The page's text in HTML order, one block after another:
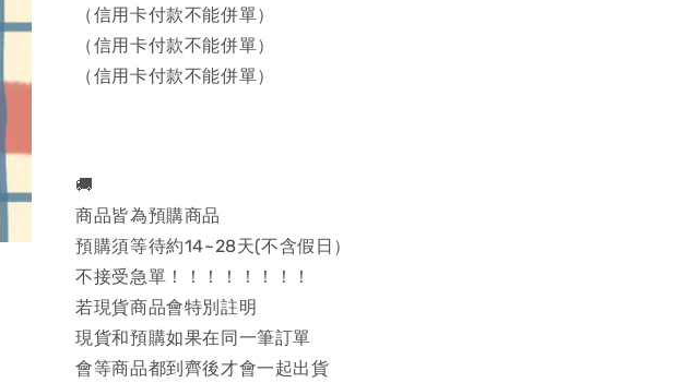
（信用卡付款不能併單）
（信用卡付款不能併單）
（信用卡付款不能併單）
🚚
商品皆為預購商品
預購須等待約14~28天(不含假日）
不接受急單！！！！！！！！
若現貨商品會特別註明
現貨和預購如果在同一筆訂單
會等商品都到齊後才會一起出貨